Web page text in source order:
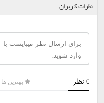
نظرات کاربران